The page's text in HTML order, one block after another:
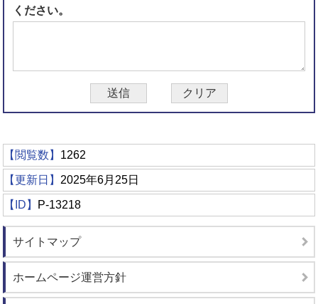
ください。
【閲覧数】 1262
【更新日】 2025年6月25日
【ID】 P-13218
サイトマップ
ホームページ運営方針